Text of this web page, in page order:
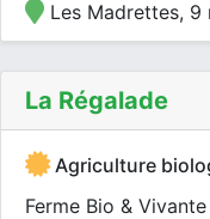
Les Madrettes, 9
La Régalade
Agriculture
Ferme Bio &